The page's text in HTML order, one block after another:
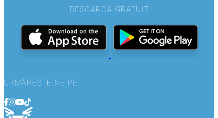
DESCARCĂ GRATUIT
URMĂREȘTE-NE PE